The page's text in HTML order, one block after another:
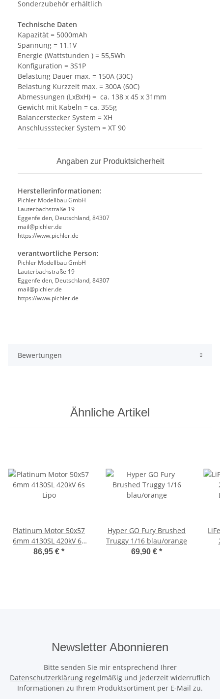
Sonderzubehör erhältlich
Technische Daten
Kapazität = 5000mAh
Spannung = 11,1V
Energie (Wattstunden ) = 55,5Wh
Konfiguration = 3S1P
Belastung Dauer max. = 150A (30C)
Belastung Kurzzeit max. = 300A (60C)
Abmessungen (LxBxH) = ca. 138 x 45 x 31mm
Gewicht mit Kabeln = ca. 355g
Balancerstecker System = XH
Anschlussstecker System = XT 90
Angaben zur Produktsicherheit
Herstellerinformationen:
Pichler Modellbau GmbH
Lauterbachstraße 19
Eggenfelden, Deutschland, 84307
mail@pichler.de
https://www.pichler.de
verantwortliche Person:
Pichler Modellbau GmbH
Lauterbachstraße 19
Eggenfelden, Deutschland, 84307
mail@pichler.de
https://www.pichler.de
Bewertungen
Ähnliche Artikel
Platinum Motor 50x57
6mm 4130SL 420kV 6s
Lipo
86,95 € *
Hyper GO Fury Brushed
Truggy 1/16 blau/orange
69,90 € *
Newsletter Abonnieren
Bitte senden Sie mir entsprechend Ihrer
Datenschutzerklärung regelmäßig und jederzeit widerruflich
Informationen zu Ihrem Produktsortiment per E-Mail zu.